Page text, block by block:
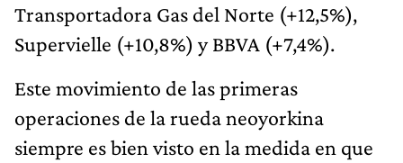
Transportadora Gas del Norte (+12,5%),
Supervielle (+10,8%) y BBVA (+7,4%).
Este movimiento de las primeras
operaciones de la rueda neoyorkina
siempre es bien visto en la medida en que